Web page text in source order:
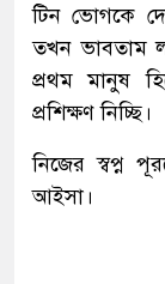
টিন ভোগকে
তখন ভাবতাম
প্রথম মানুষ
প্রশিক্ষণ নিচ্ছি।
নিজের স্বপ্ন
আইসা।